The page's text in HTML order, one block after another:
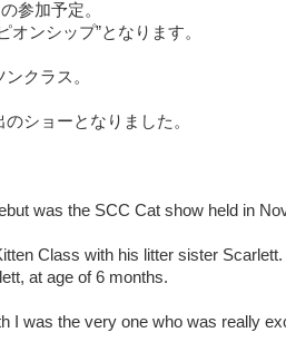
参加予定。
オンシップ”となります。
クラス。
ショーとなりました。
was the SCC Cat show held in
Class with his litter sister Scarlett.
at age of 6 months.
I was the very one who was really